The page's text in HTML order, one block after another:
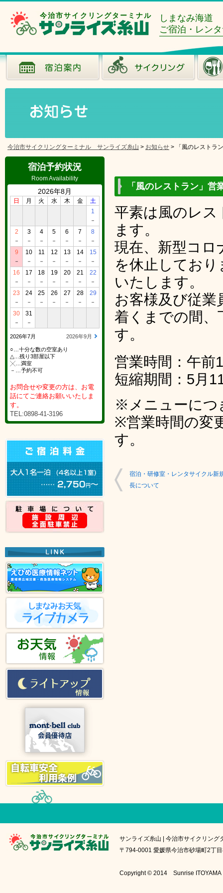
今治市サイクリングターミナル
しまなみ海道
ご宿泊・レン
今治市サイクリングターミナル サンライズ糸山 > お知らせ > 「風のレストラ
宿泊予約状況
Room Availability
2026年8月
日 月 火 水 木 金
土
1
－
2
－
3
－
4
－
5
－
6
－
7
－
8
－
9
－
10
－
11
－
12
－
13
－
14
－
15
－
16
－
17
－
18
－
19
－
20
－
21
－
22
－
23
－
24
－
25
－
26
－
27
－
28
－
29
－
30
－
31
－
2026年7月 2026年9月
○…十分な数の空室あり
△…残り3部屋以下
╳…満室
－…予約不可
お問合せや変更の方は、お電
話にてご連絡お願いいたしま
す。
TEL:0898-41-3196
「風のレストラン」営
平素は風のレス
ます。
現在、新型コロ
を休止してお
いたします。
お客様及び従業
着くまでの間、
す。
営業時間：午前
短縮期間：5月
※メニューにつ
※営業時間の変
す。
宿泊・研修室・レンタサイクル新
長について
サンライズ糸山 | 今治市サイクリング
〒794-0001 愛媛県今治市砂場町2
Copyright © 2014 Sunrise